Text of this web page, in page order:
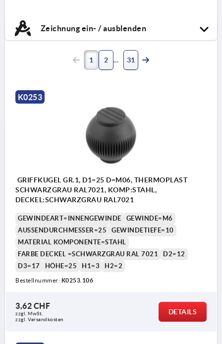
Zeichnung ein- / ausblenden
1 2 31
K0253
GRIFFKUGEL GR.1, D1=25 D=M06, THERMOPLAST
SCHWARZGRAU RAL7021, KOMP:STAHL,
DECKEL:SCHWARZGRAU RAL7021
GEWINDEART=INNENGEWINDE
GEWINDE=M6
AUSSENDURCHMESSER=25
GEWINDETIEFE=10
MATERIAL KOMPONENTE=STAHL
FARBE DECKEL =SCHWARZGRAU RAL 7021
D2=12
D3=17
HÖHE=25 H1=3 H2=2
Bestellnummer: K0253.106
3,62 CHF
zzgl. MwSt.
zzgl. Versandkosten
DETAILS